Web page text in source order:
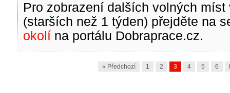
Pro zobrazení dalších volných míst
(starších než 1 týden) přejděte na
okolí na portálu Dobraprace.cz.
« Předchozí 1 2 3 4 5 6